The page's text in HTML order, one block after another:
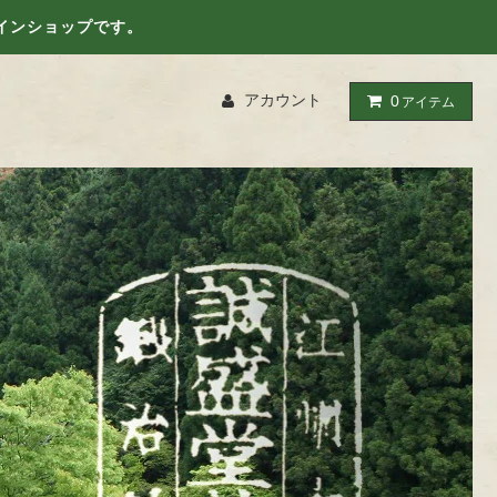
ショップです。
アカウント 0 アイテム